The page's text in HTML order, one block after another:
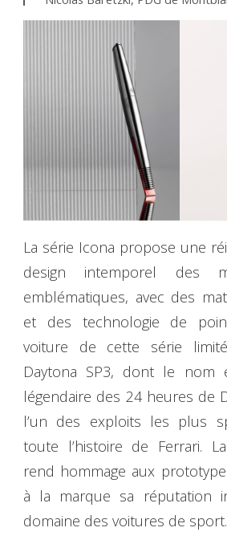
La série Icona propose une
design intemporel des
emblématiques, avec des
et des technologie de
voiture de cette série
Daytona SP3, dont le nom
légendaire des 24 heures de
l’un des exploits les plus
toute l’histoire de Ferrari.
rend hommage aux
à la marque sa réputation
domaine des voitures de sport.